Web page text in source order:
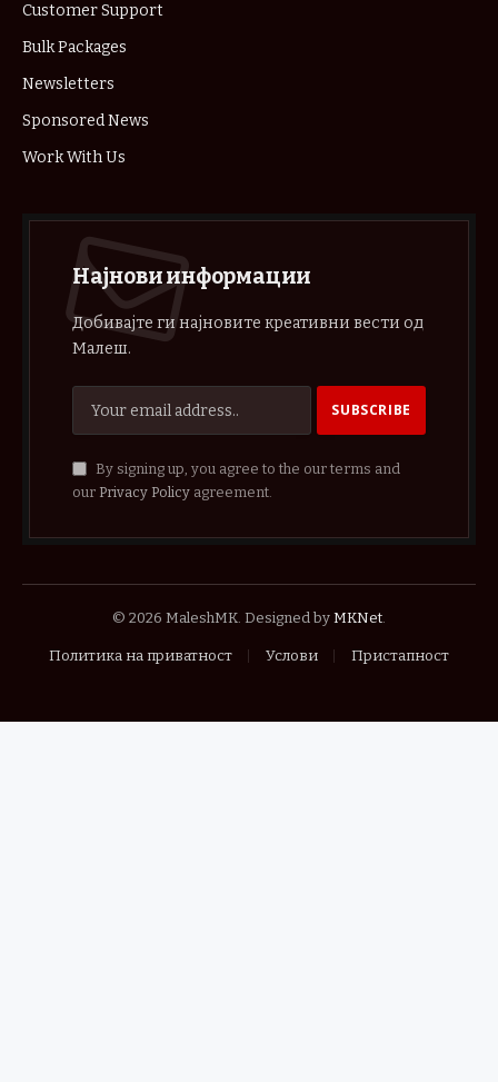
Customer Support
Bulk Packages
Newsletters
Sponsored News
Work With Us
Најнови информации
Добивајте ги најновите креативни вести од
Малеш.
By signing up, you agree to the our terms and
our Privacy Policyagreement.
© 2026 MaleshMK. Designed by MKNet.
Политика на приватност Услови Пристапност